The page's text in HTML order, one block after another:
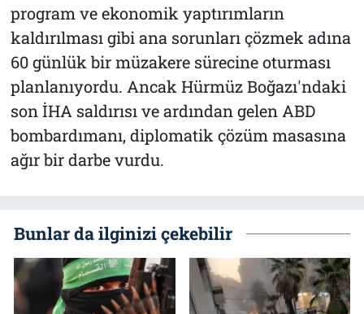
program ve ekonomik yaptırımların
kaldırılması gibi ana sorunları çözmek adına
60 günlük bir müzakere sürecine oturması
planlanıyordu. Ancak Hürmüz Boğazı'ndaki
son İHA saldırısı ve ardından gelen ABD
bombardımanı, diplomatik çözüm masasına
ağır bir darbe vurdu.
Bunlar da ilginizi çekebilir